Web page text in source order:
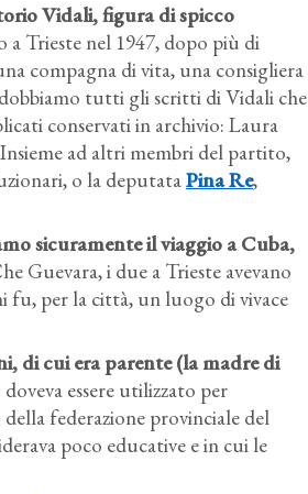
Vidali, figura di spicco
Trieste nel 1947, dopo più di
compagna di vita, una consigliera
tutti gli scritti di Vidali che
conservati in archivio: Laura
ad altri membri del partito,
o la deputataPina Re,
sicuramente il viaggio a Cuba,
Guevara, i due a Trieste avevano
fu, per la città, un luogo di vivace
di cui era parente (la madre di
essere utilizzato per
federazione provinciale del
poco educative e in cui le